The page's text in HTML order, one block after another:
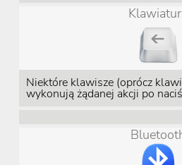
Niektóre klawisze (oprócz
wykonują żądanej akcji po